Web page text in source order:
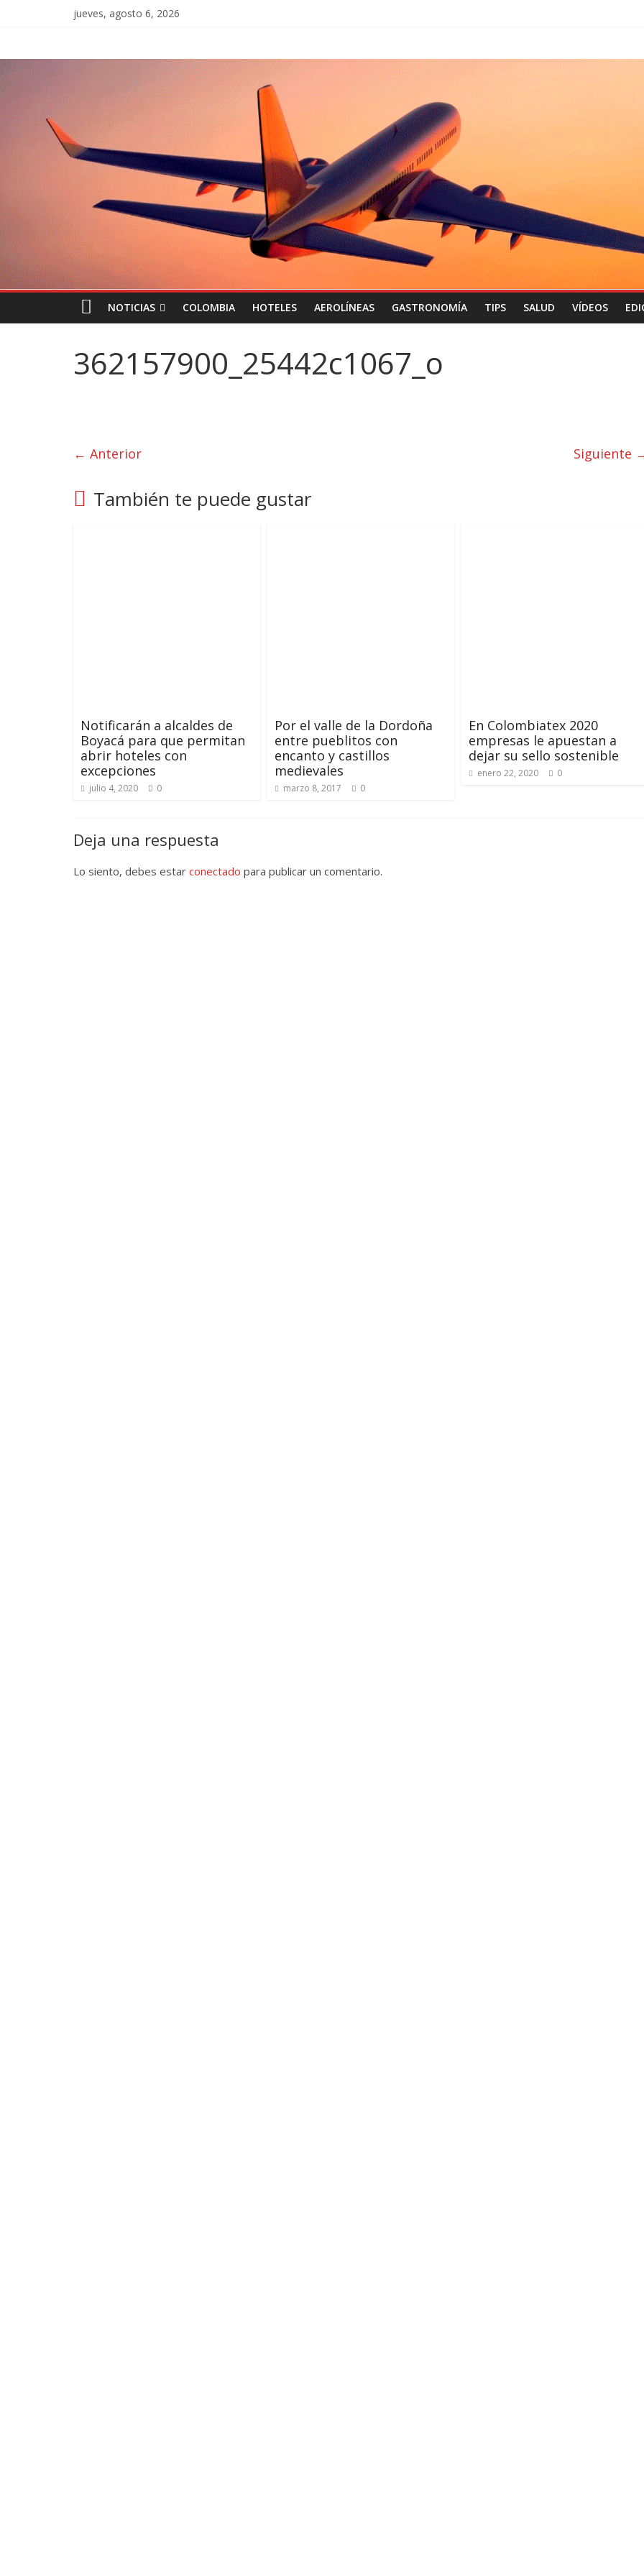
jueves, agosto 6, 2026
NOTICIAS COLOMBIA HOTELES AEROLÍNEAS GASTRONOMÍA TIPS SALUD VÍDEOS
362157900_25442c1067_o
← Anterior Siguiente
También te puede gustar
Notificarán a alcaldes de
Boyacá para que permitan
abrir hoteles con
excepciones
julio 4, 2020 0
Por el valle de la Dordoña
entre pueblitos con
encanto y castillos
medievales
marzo 8, 2017 0
En Colombiatex 2020
empresas le apuestan a
dejar su sello sostenible
enero 22, 2020 0
Deja una respuesta
Lo siento, debes estar conectado para publicar un comentario.